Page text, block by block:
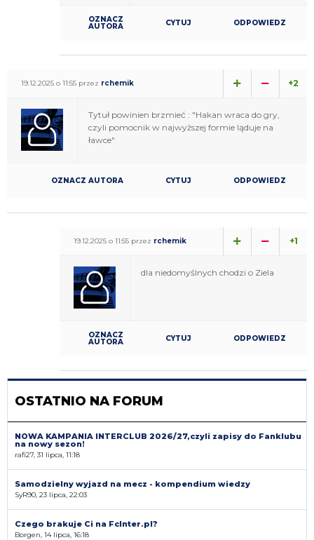
OZNACZ
AUTORA CYTUJ ODPOWIEDZ
19.12.2025 o 11:55 przez rchemik +2
Tytuł powinien brzmieć : "Hakan wraca do gry,
czyli pomocnik w najwyższej formie ląduje na
ławce"
OZNACZ AUTORA CYTUJ ODPOWIEDZ
19.12.2025 o 11:55 przez rchemik +1
dla niedomyślnych chodzi o Ziela
OZNACZ
AUTORA CYTUJ ODPOWIEDZ
OSTATNIO NA FORUM
NOWA KAMPANIA INTERCLUB 2026/27,czyli zapisy do Fanklubu
na nowy sezon!
rafi27, 31 lipca, 11:18
Samodzielny wyjazd na mecz - kompendium wiedzy
SyR90, 23 lipca, 22:03
Czego brakuje Ci na FcInter.pl?
Borgen, 14 lipca, 16:18